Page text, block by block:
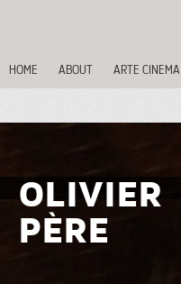
HOME ABOUT ARTE CINEMA
OLIVIER
PÈRE